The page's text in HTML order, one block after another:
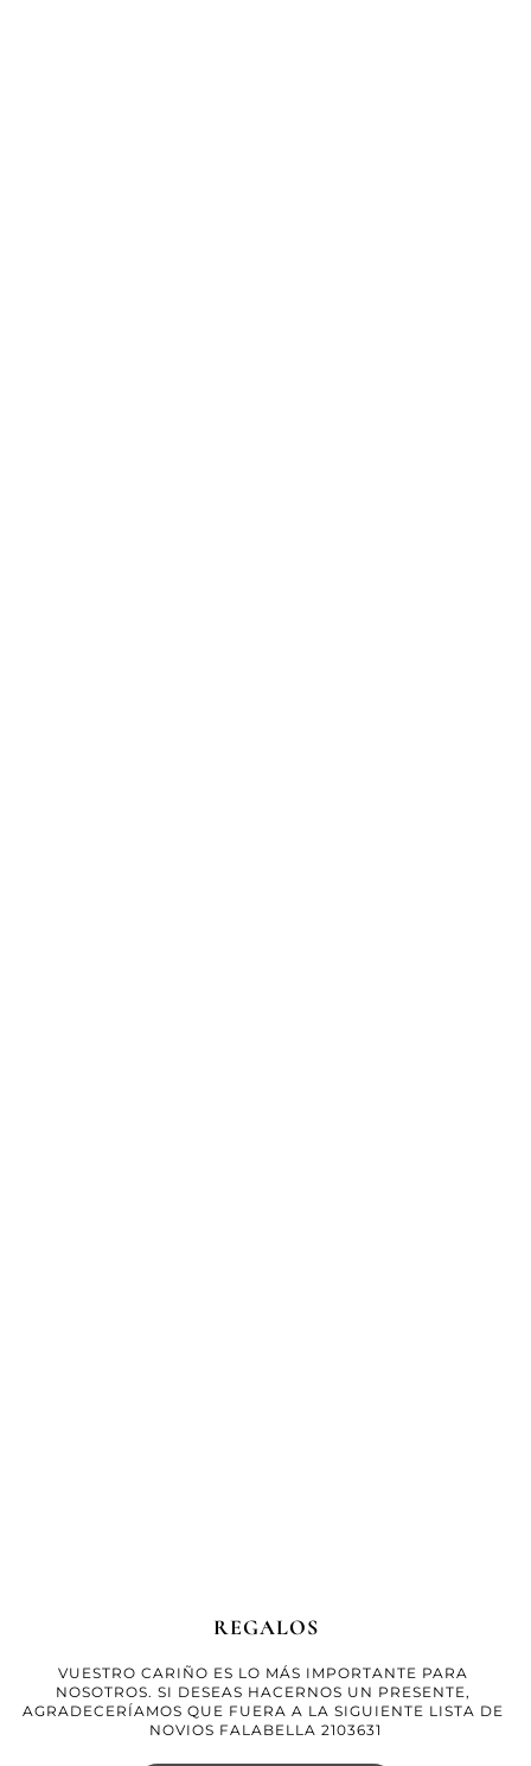
REGALOS
VUESTRO CARIÑO ES LO MÁS IMPORTANTE PARA
NOSOTROS. SI DESEAS HACERNOS UN PRESENTE,
AGRADECERÍAMOS QUE FUERA A LA SIGUIENTE LISTA DE
NOVIOS FALABELLA 2103631